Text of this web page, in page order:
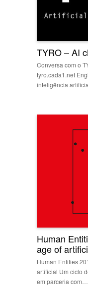
TYRO – AI
Conversa com o
tyro.cada1.net
inteligência
Human
age of
Human Entities
artificial Um ciclo
em parceria com…